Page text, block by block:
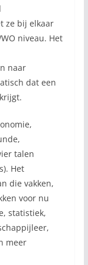
ze bij elkaar
niveau. Het
naar
dat een
talen
Het
die vakken,
voor nu
statistiek,
meer